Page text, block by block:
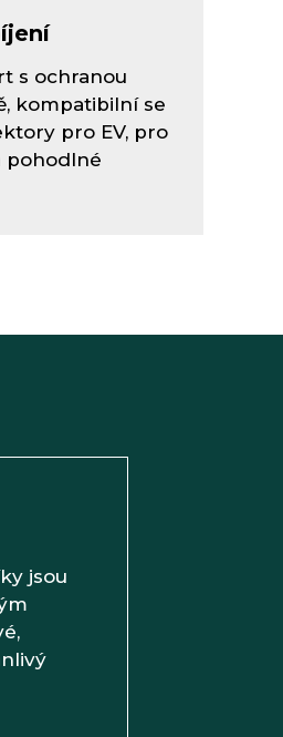
s ochranou
kompatibilní se
pro EV, pro
pohodlné
jsou